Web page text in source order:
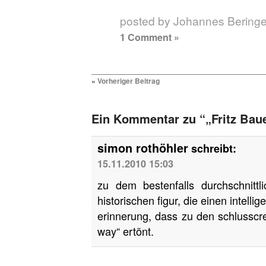
posted by Johannes
1 Comment »
« Vorheriger Beitrag
Ein Kommentar zu “„Fritz
simon rothöhlerschreibt:
15.11.2010 15:03
zu dem bestenfalls
historischen figur, die einen
erinnerung, dass zu den
way“ ertönt.